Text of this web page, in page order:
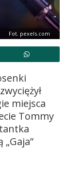
Fot. pexels.com
miejsca
Tommy